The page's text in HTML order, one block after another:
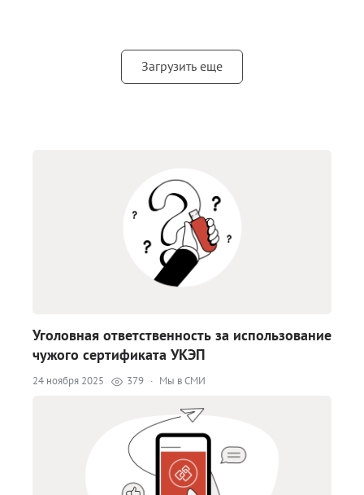
Загрузить еще
Уголовная ответственность за использование
чужого сертификата УКЭП
24 ноября 2025 379 · Мы в СМИ